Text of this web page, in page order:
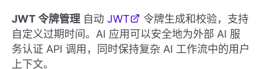
JWT 令牌管理 自动 JWT
令牌生成和校验，支持
自定义过期时间。AI 应用可以安全地为外部 AI 服
务认证 API 调用，同时保持复杂 AI 工作流中的用户
上下文。